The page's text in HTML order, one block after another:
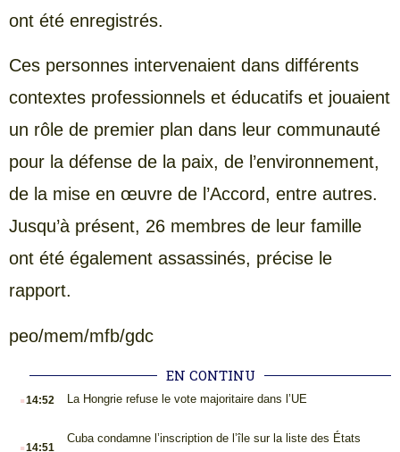
ont été enregistrés.
Ces personnes intervenaient dans différents
contextes professionnels et éducatifs et jouaient
un rôle de premier plan dans leur communauté
pour la défense de la paix, de l’environnement,
de la mise en œuvre de l’Accord, entre autres.
Jusqu’à présent, 26 membres de leur famille
ont été également assassinés, précise le
rapport.
peo/mem/mfb/gdc
EN CONTINU
.14:52 La Hongrie refuse le vote majoritaire dans l’UE
.14:51
Cuba condamne l’inscription de l’île sur la liste des États